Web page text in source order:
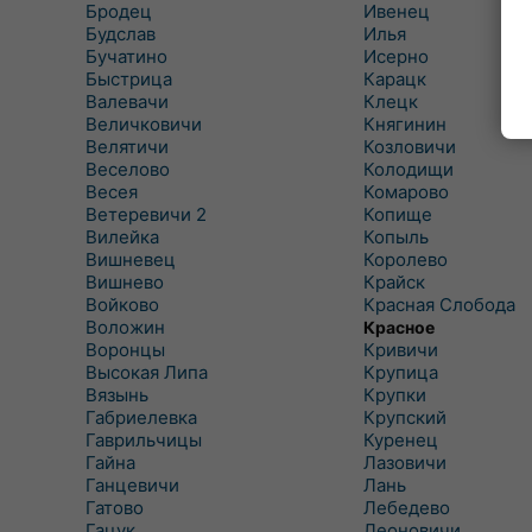
Бродец
Будслав
Бучатино
Быстрица
Валевачи
Величковичи
Велятичи
Веселово
Весея
Ветеревичи 2
Вилейка
Вишневец
Вишнево
Войково
Воложин
Воронцы
Высокая Липа
Вязынь
Габриелевка
Гаврильчицы
Гайна
Ганцевичи
Гатово
Ивенец
Илья
Исерно
Карацк
Клецк
Княгинин
Козловичи
Колодищи
Комарово
Копище
Копыль
Королево
Крайск
Красная Слобода
Красное
Кривичи
Крупица
Крупки
Крупский
Куренец
Лазовичи
Лань
Лебедево